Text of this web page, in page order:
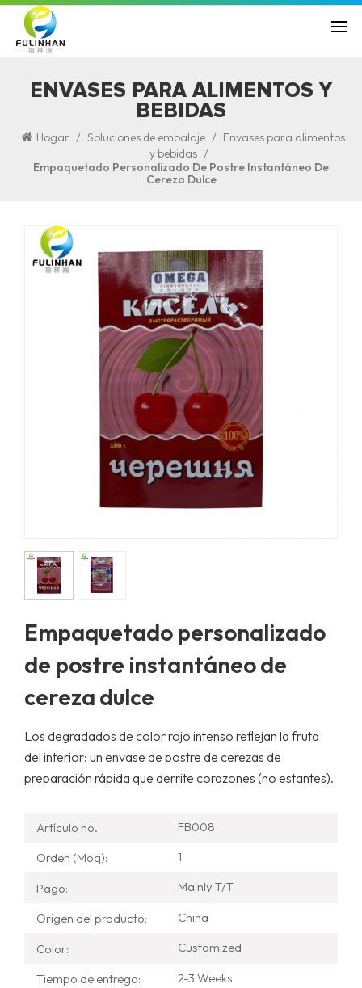
ENVASES PARA ALIMENTOS Y
BEBIDAS
Hogar / Soluciones de embalaje / Envases para alimentos
y bebidas /
Empaquetado Personalizado De Postre Instantáneo De
Cereza Dulce
Empaquetado personalizado
de postre instantáneo de
cereza dulce
Los degradados de color rojo intenso reflejan la fruta
del interior: un envase de postre de cerezas de
preparación rápida que derrite corazones (no estantes).
Artículo no.: FB008
Orden (Moq): 1
Pago: Mainly T/T
Origen del producto: China
Color: Customized
Tiempo de entrega: 2-3 Weeks